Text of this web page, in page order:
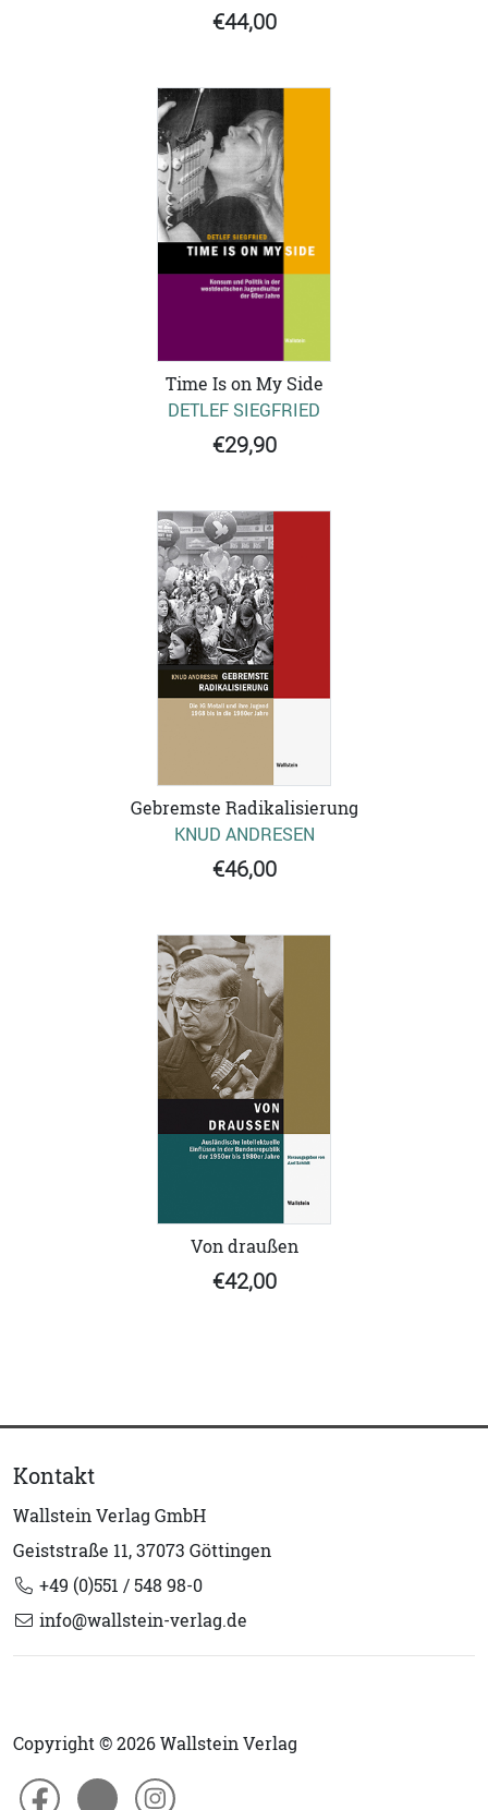
€44,00
Time Is on My Side
DETLEF SIEGFRIED
€29,90
Gebremste Radikalisierung
KNUD ANDRESEN
€46,00
Von draußen
€42,00
Kontakt
Wallstein Verlag GmbH
Geiststraße 11, 37073 Göttingen
+49 (0)551 / 548 98-0
info@wallstein-verlag.de
Copyright © 2026 Wallstein Verlag